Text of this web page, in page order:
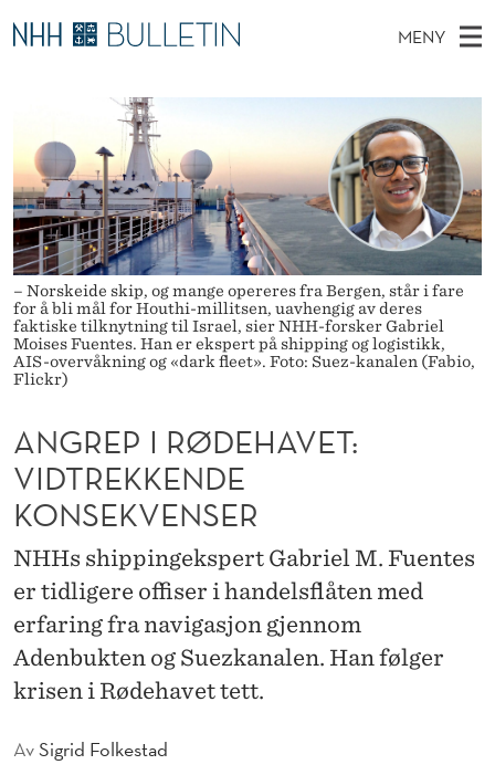
A
N
R
E
P
R
Ø
D
H
A
V
E
T
MENY
E
D
M
E
N
Y
T
T
S
T
E
D
E
Stipendiater og nye forskerprofiler
Disputaser
Ekspertutvalg
Om Bulletin
– Norskeide skip, og mange opereres fra Bergen, står i fare
for å bli mål for Houthi-millitsen, uavhengig av deres
faktiske tilknytning til Israel, sier NHH-forsker Gabriel
Moises Fuentes. Han er ekspert på shipping og logistikk,
AIS-overvåkning og «dark fleet». Foto: Suez-kanalen (Fabio,
Flickr)
AvSigrid Folkestad
ANGREP I RØDEHAVET:
VIDTREKKENDE
KONSEKVENSER
NHHs shippingekspert Gabriel M. Fuentes
er tidligere offiser i handelsflåten med
erfaring fra navigasjon gjennom
Adenbukten og Suezkanalen. Han følger
krisen i Rødehavet tett.